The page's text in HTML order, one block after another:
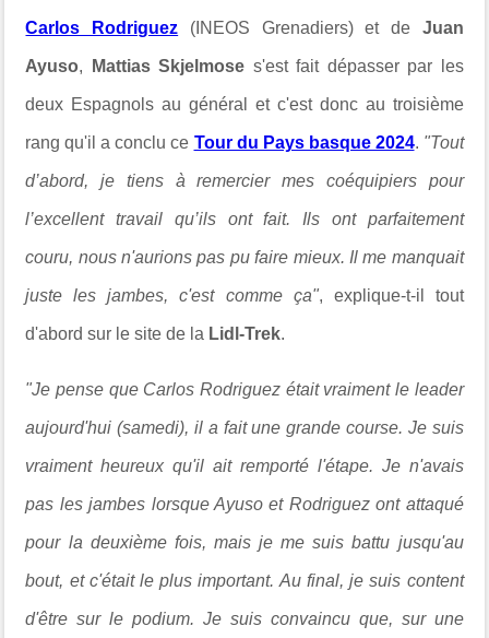
Carlos Rodriguez (INEOS Grenadiers) et de Juan
Ayuso, Mattias Skjelmose s'est fait dépasser par les
deux Espagnols au général et c'est donc au troisième
rang qu'il a conclu ce Tour du Pays basque 2024. "Tout
d’abord, je tiens à remercier mes coéquipiers pour
l’excellent travail qu’ils ont fait. Ils ont parfaitement
couru, nous n'aurions pas pu faire mieux. Il me manquait
juste les jambes, c'est comme ça", explique-t-il tout
d'abord sur le site de la Lidl-Trek.
"Je pense que Carlos Rodriguez était vraiment le leader
aujourd'hui (samedi), il a fait une grande course. Je suis
vraiment heureux qu'il ait remporté l'étape. Je n'avais
pas les jambes lorsque Ayuso et Rodriguez ont attaqué
pour la deuxième fois, mais je me suis battu jusqu'au
bout, et c'était le plus important.Au final, je suis content
d'être sur le podium. Je suis convaincu que, sur une